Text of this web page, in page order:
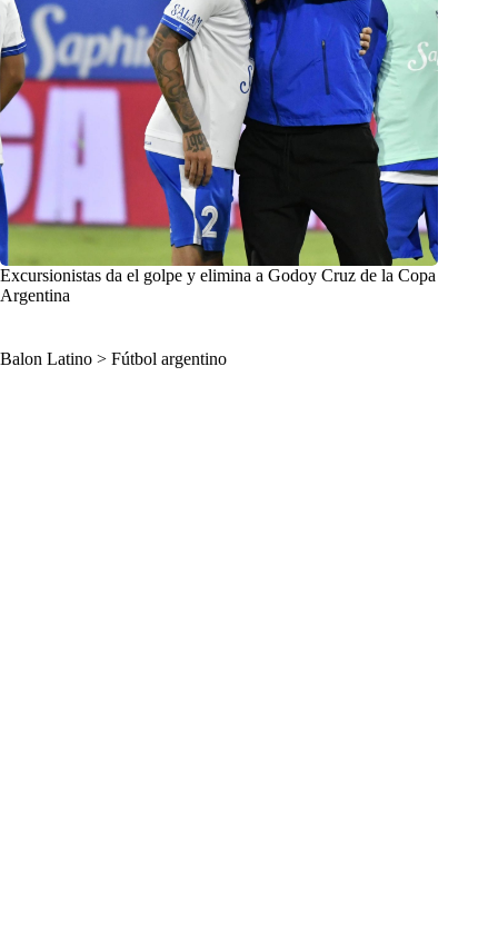
Excursionistas da el golpe y elimina a Godoy Cruz de la Copa
Argentina
Balon Latino > Fútbol argentino